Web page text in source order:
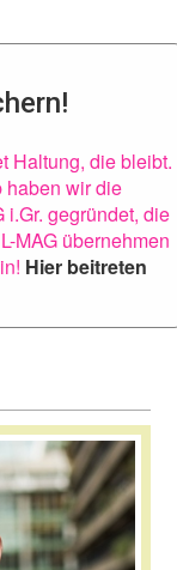
Haltung, die bleibt.
haben wir die
gegründet, die
MAG übernehmen
Hier beitreten